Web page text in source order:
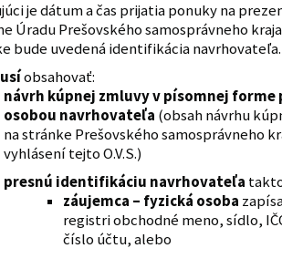
je dátum a čas prijatia ponuky na
Úradu Prešovského samosprávneho
bude uvedená identifikácia navrhovateľa.
obsahovať:
návrh kúpnej zmluvy v písomnej
osobou navrhovateľa (obsah návrhu
na stránke Prešovského samosprávneho
vyhlásení tejto O.V.S.)
presnú identifikáciu navrhovateľa
záujemca – fyzická osoba
registri obchodné meno, sídlo,
číslo účtu, alebo